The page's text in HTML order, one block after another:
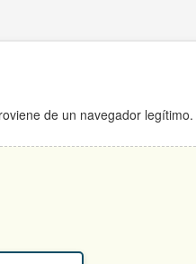
de un navegador legítimo.